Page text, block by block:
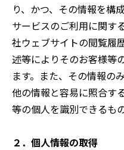
り、かつ、その情報を構
サービスのご利用に関す
社ウェブサイトの閲覧履
述等によりそのお客様等
ます。また、その情報の
他の情報と容易に照合す
等の個人を識別できるも
２．個人情報の取得